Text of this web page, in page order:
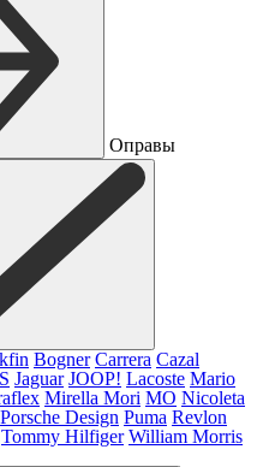
Оправы
Bogner Carrera Cazal
Jaguar JOOP! Lacoste Mario
Mirella Mori MO Nicoleta
Porsche Design Puma Revlon
Tommy Hilfiger William Morris